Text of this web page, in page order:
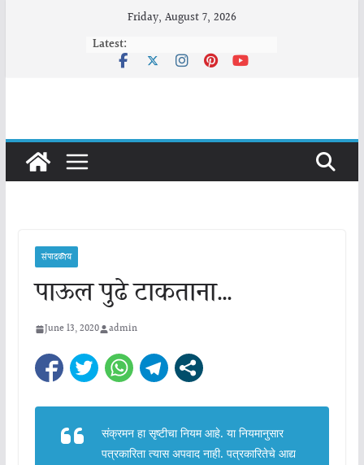
Friday, August 7, 2026
Latest:
संपादकीय
पाऊल पुढे टाकताना…
June 13, 2020 admin
संक्रमन हा सृष्टीचा नियम आहे. या नियमानुसार
पत्रकारिता त्यास अपवाद नाही. पत्रकारितेचे आद्य